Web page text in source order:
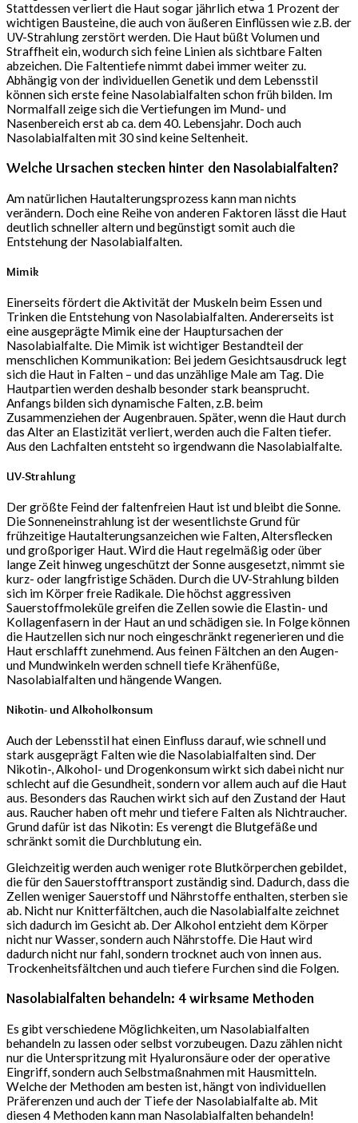
Stattdessen verliert die Haut sogar jährlich etwa 1 Prozent der
wichtigen Bausteine, die auch von äußeren Einflüssen wie z.B. der
UV-Strahlung zerstört werden. Die Haut büßt Volumen und
Straffheit ein, wodurch sich feine Linien als sichtbare Falten
abzeichen. Die Faltentiefe nimmt dabei immer weiter zu.
Abhängig von der individuellen Genetik und dem Lebensstil
können sich erste feine Nasolabialfalten schon früh bilden. Im
Normalfall zeige sich die Vertiefungen im Mund- und
Nasenbereich erst ab ca. dem 40. Lebensjahr. Doch auch
Nasolabialfalten mit 30 sind keine Seltenheit.
Welche Ursachen stecken hinter den Nasolabialfalten?
Am natürlichen Hautalterungsprozess kann man nichts
verändern. Doch eine Reihe von anderen Faktoren lässt die Haut
deutlich schneller altern und begünstigt somit auch die
Entstehung der Nasolabialfalten.
Mimik
Einerseits fördert die Aktivität der Muskeln beim Essen und
Trinken die Entstehung von Nasolabialfalten. Andererseits ist
eine ausgeprägte Mimik eine der Hauptursachen der
Nasolabialfalte. Die Mimik ist wichtiger Bestandteil der
menschlichen Kommunikation: Bei jedem Gesichtsausdruck legt
sich die Haut in Falten – und das unzählige Male am Tag. Die
Hautpartien werden deshalb besonder stark beansprucht.
Anfangs bilden sich dynamische Falten, z.B. beim
Zusammenziehen der Augenbrauen. Später, wenn die Haut durch
das Alter an Elastizität verliert, werden auch die Falten tiefer.
Aus den Lachfalten entsteht so irgendwann die Nasolabialfalte.
UV-Strahlung
Der größte Feind der faltenfreien Haut ist und bleibt die Sonne.
Die Sonneneinstrahlung ist der wesentlichste Grund für
frühzeitige Hautalterungsanzeichen wie Falten, Altersflecken
und großporiger Haut. Wird die Haut regelmäßig oder über
lange Zeit hinweg ungeschützt der Sonne ausgesetzt, nimmt sie
kurz- oder langfristige Schäden. Durch die UV-Strahlung bilden
sich im Körper freie Radikale. Die höchst aggressiven
Sauerstoffmoleküle greifen die Zellen sowie die Elastin- und
Kollagenfasern in der Haut an und schädigen sie. In Folge können
die Hautzellen sich nur noch eingeschränkt regenerieren und die
Haut erschlafft zunehmend. Aus feinen Fältchen an den Augen-
und Mundwinkeln werden schnell tiefe Krähenfüße,
Nasolabialfalten und hängende Wangen.
Nikotin- und Alkoholkonsum
Auch der Lebensstil hat einen Einfluss darauf, wie schnell und
stark ausgeprägt Falten wie die Nasolabialfalten sind. Der
Nikotin-, Alkohol- und Drogenkonsum wirkt sich dabei nicht nur
schlecht auf die Gesundheit, sondern vor allem auch auf die Haut
aus. Besonders das Rauchen wirkt sich auf den Zustand der Haut
aus. Raucher haben oft mehr und tiefere Falten als Nichtraucher.
Grund dafür ist das Nikotin: Es verengt die Blutgefäße und
schränkt somit die Durchblutung ein.
Gleichzeitig werden auch weniger rote Blutkörperchen gebildet,
die für den Sauerstofftransport zuständig sind. Dadurch, dass die
Zellen weniger Sauerstoff und Nährstoffe enthalten, sterben sie
ab. Nicht nur Knitterfältchen, auch die Nasolabialfalte zeichnet
sich dadurch im Gesicht ab. Der Alkohol entzieht dem Körper
nicht nur Wasser, sondern auch Nährstoffe. Die Haut wird
dadurch nicht nur fahl, sondern trocknet auch von innen aus.
Trockenheitsfältchen und auch tiefere Furchen sind die Folgen.
Nasolabialfalten behandeln: 4 wirksame Methoden
Es gibt verschiedene Möglichkeiten, um Nasolabialfalten
behandeln zu lassen oder selbst vorzubeugen. Dazu zählen nicht
nur die Unterspritzung mit Hyaluronsäure oder der operative
Eingriff, sondern auch Selbstmaßnahmen mit Hausmitteln.
Welche der Methoden am besten ist, hängt von individuellen
Präferenzen und auch der Tiefe der Nasolabialfalte ab. Mit
diesen 4 Methoden kann man Nasolabialfalten behandeln!